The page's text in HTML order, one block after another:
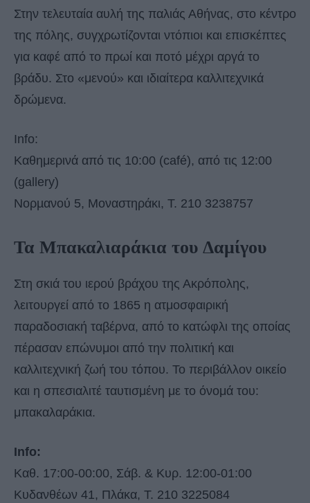
Στην τελευταία αυλή της παλιάς Αθήνας, στο κέντρο
της πόλης, συγχρωτίζονται ντόπιοι και επισκέπτες
για καφέ από το πρωί και ποτό μέχρι αργά το
βράδυ. Στο «μενού» και ιδιαίτερα καλλιτεχνικά
δρώμενα.
Info:
Καθημερινά από τις 10:00 (café), από τις 12:00
(gallery)
Νορµανού 5, Μοναστηράκι, T. 210 3238757
Τα Μπακαλιαράκια του Δαμίγου
Στη σκιά του ιερού βράχου της Ακρόπολης,
λειτουργεί από το 1865 η ατμοσφαιρική
παραδοσιακή ταβέρνα, από το κατώφλι της οποίας
πέρασαν επώνυμοι από την πολιτική και
καλλιτεχνική ζωή του τόπου. Το περιβάλλον οικείο
και η σπεσιαλιτέ ταυτισμένη με το όνομά του:
μπακαλαράκια.
Info:
Καθ. 17:00-00:00, Σάβ. & Κυρ. 12:00-01:00
Κυδανθέων 41, Πλάκα, Τ. 210 3225084